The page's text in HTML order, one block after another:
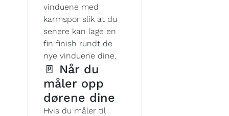
vinduene med
karmspor slik at du
senere kan lage en
fin finish rundt de
nye vinduene dine.
🚪 Når du
måler opp
dørene dine
Hvis du måler til